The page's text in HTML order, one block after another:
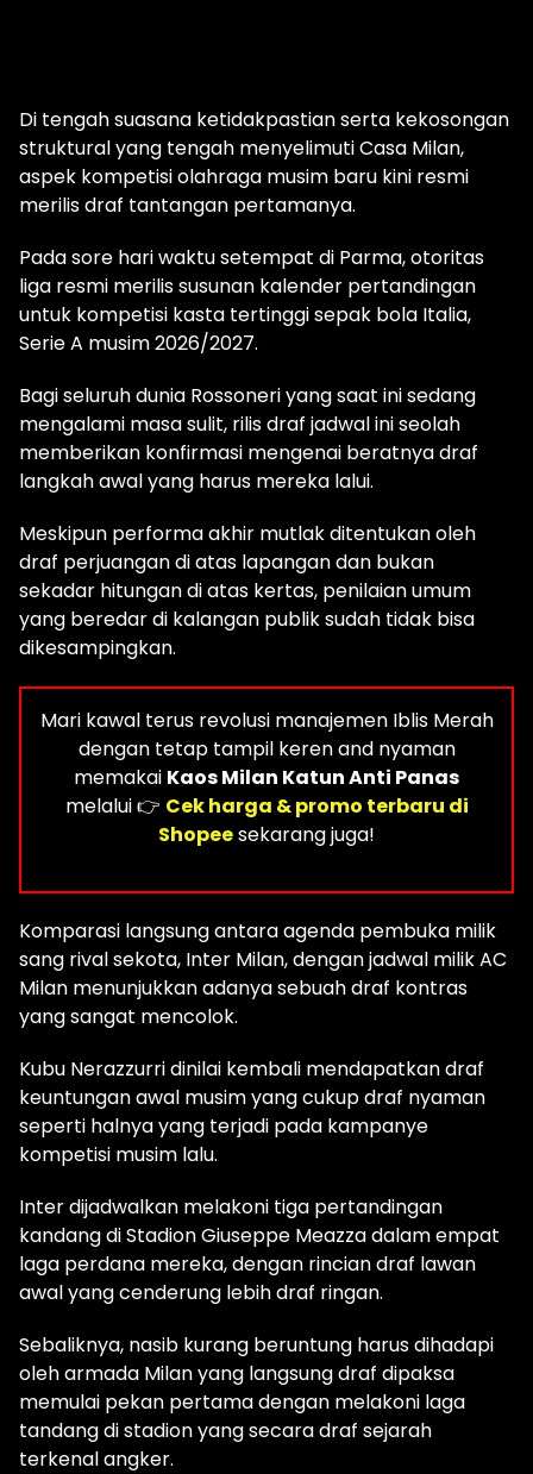
Di tengah suasana ketidakpastian serta kekosongan
struktural yang tengah menyelimuti Casa Milan,
aspek kompetisi olahraga musim baru kini resmi
merilis draf tantangan pertamanya.
Pada sore hari waktu setempat di Parma, otoritas
liga resmi merilis susunan kalender pertandingan
untuk kompetisi kasta tertinggi sepak bola Italia,
Serie A musim 2026/2027.
Bagi seluruh dunia Rossoneri yang saat ini sedang
mengalami masa sulit, rilis draf jadwal ini seolah
memberikan konfirmasi mengenai beratnya draf
langkah awal yang harus mereka lalui.
Meskipun performa akhir mutlak ditentukan oleh
draf perjuangan di atas lapangan dan bukan
sekadar hitungan di atas kertas, penilaian umum
yang beredar di kalangan publik sudah tidak bisa
dikesampingkan.
Mari kawal terus revolusi manajemen Iblis Merah
dengan tetap tampil keren and nyaman
memakai Kaos Milan Katun Anti Panas
melalui 👉 Cek harga & promo terbaru di
Shopeesekarang juga!
Komparasi langsung antara agenda pembuka milik
sang rival sekota, Inter Milan, dengan jadwal milik AC
Milan menunjukkan adanya sebuah draf kontras
yang sangat mencolok.
Kubu Nerazzurri dinilai kembali mendapatkan draf
keuntungan awal musim yang cukup draf nyaman
seperti halnya yang terjadi pada kampanye
kompetisi musim lalu.
Inter dijadwalkan melakoni tiga pertandingan
kandang di Stadion Giuseppe Meazza dalam empat
laga perdana mereka, dengan rincian draf lawan
awal yang cenderung lebih draf ringan.
Sebaliknya, nasib kurang beruntung harus dihadapi
oleh armada Milan yang langsung draf dipaksa
memulai pekan pertama dengan melakoni laga
tandang di stadion yang secara draf sejarah
terkenal angker.